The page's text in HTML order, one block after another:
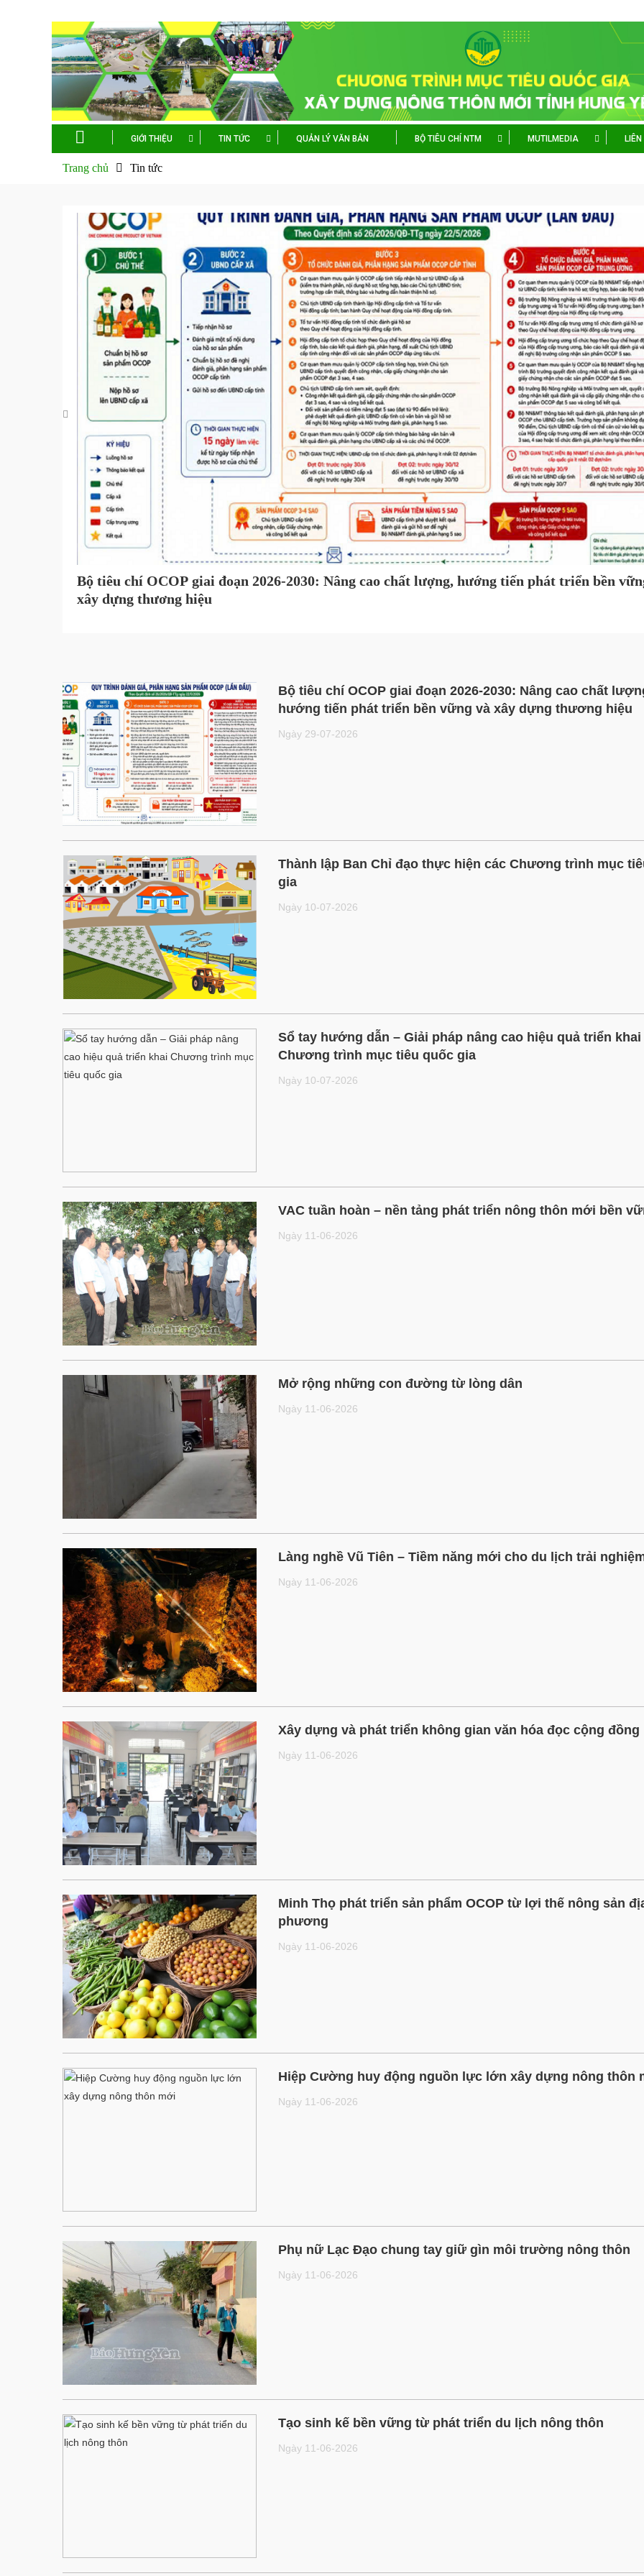
GIỚI THIỆU TIN TỨC QUẢN LÝ VĂN BẢN BỘ TIÊU CHÍ NTM MUTILMEDIA
Trang chủ Tin tức
Bộ tiêu chí OCOP giai đoạn 2026-2030: Nâng cao chất lượng, hướng tiến phát triển bền
xây dựng thương hiệu
Bộ tiêu chí OCOP giai đoạn 2026-2030: Nâng cao chất
hướng tiến phát triển bền vững và xây dựng thương hiệu
Ngày 29-07-2026
Thành lập Ban Chỉ đạo thực hiện các Chương trình mục
gia
Ngày 10-07-2026
Sổ tay hướng dẫn – Giải pháp nâng cao hiệu quả triển khai
Chương trình mục tiêu quốc gia
Ngày 10-07-2026
VAC tuần hoàn – nền tảng phát triển nông thôn mới bền
Ngày 11-06-2026
Mở rộng những con đường từ lòng dân
Ngày 11-06-2026
Làng nghề Vũ Tiên – Tiềm năng mới cho du lịch trải
Ngày 11-06-2026
Xây dựng và phát triển không gian văn hóa đọc cộng đồng
Ngày 11-06-2026
Minh Thọ phát triển sản phẩm OCOP từ lợi thế nông sản
phương
Ngày 11-06-2026
Hiệp Cường huy động nguồn lực lớn xây dựng nông thôn
Ngày 11-06-2026
Phụ nữ Lạc Đạo chung tay giữ gìn môi trường nông thôn
Ngày 11-06-2026
Tạo sinh kế bền vững từ phát triển du lịch nông thôn
Ngày 11-06-2026